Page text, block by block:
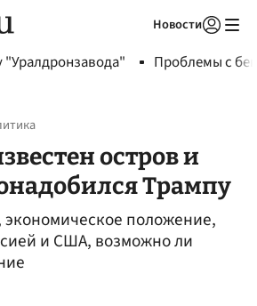
Новости
"Уралдронзавода" Проблемы с
остров и
Трампу
экономическое положение,
и США, возможно ли